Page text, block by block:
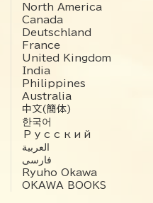
North America
Canada
Deutschland
France
United Kingdom
India
Philippines
Australia
中文(簡体)
한국어
Русский
العربية‏
فارسی
Ryuho Okawa
OKAWA BOOKS